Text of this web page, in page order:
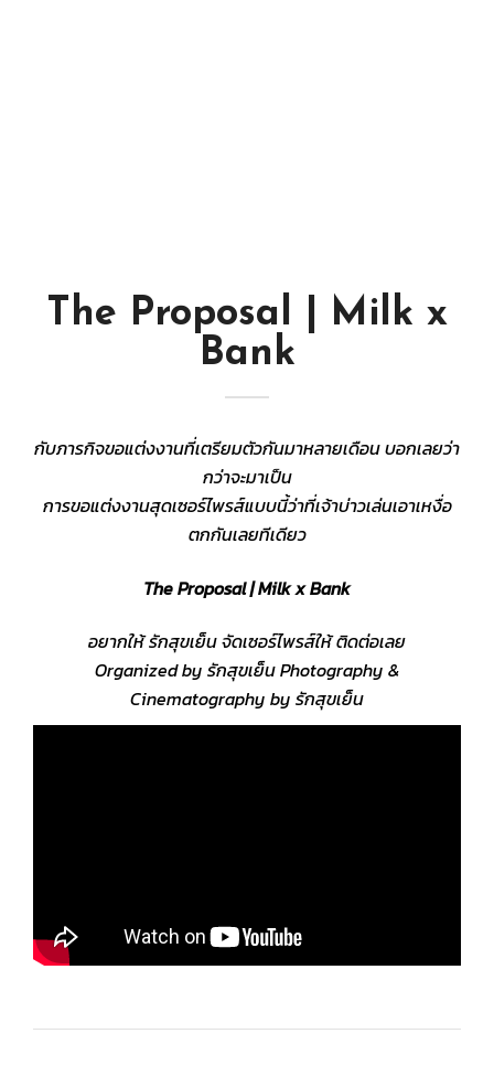
The Proposal | Milk x
Bank
กับภารกิจขอแต่งงานที่เตรียมตัวกันมาหลายเดือน บอกเลยว่า
กว่าจะมาเป็น
การขอแต่งงานสุดเซอร์ไพรส์แบบนี้ว่าที่เจ้าบ่าวเล่นเอาเหงื่อ
ตกกันเลยทีเดียว
The Proposal | Milk x Bank
อยากให้ รักสุขเย็น จัดเซอร์ไพรส์ให้ ติดต่อเลย
Organized by รักสุขเย็น Photography &
Cinematography by รักสุขเย็น